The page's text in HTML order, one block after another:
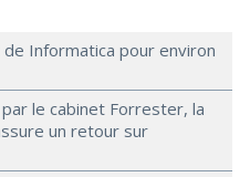
Informatica pour environ
le cabinet Forrester, la
un retour sur